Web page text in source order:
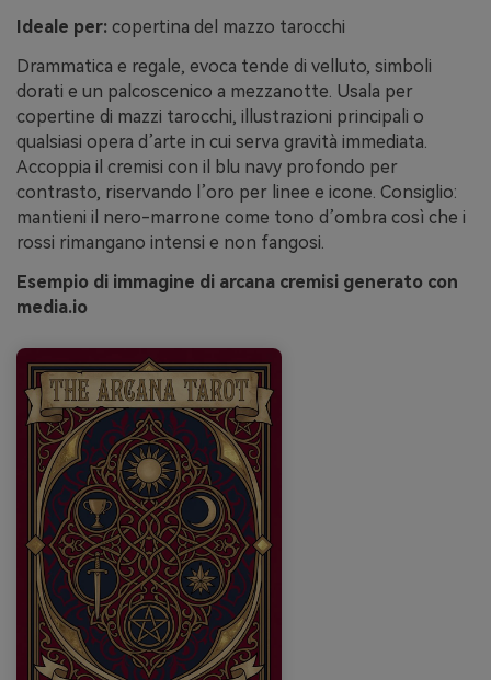
Ideale per: copertina del mazzo tarocchi
Drammatica e regale, evoca tende di velluto, simboli
dorati e un palcoscenico a mezzanotte. Usala per
copertine di mazzi tarocchi, illustrazioni principali o
qualsiasi opera d’arte in cui serva gravità immediata.
Accoppia il cremisi con il blu navy profondo per
contrasto, riservando l’oro per linee e icone. Consiglio:
mantieni il nero-marrone come tono d’ombra così che i
rossi rimangano intensi e non fangosi.
Esempio di immagine di arcana cremisi generato con
media.io